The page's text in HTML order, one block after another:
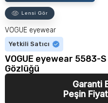
Lensi Gör
VOGUE eyewear
Yetkili Satıcı
VOGUE eyewear 5583-
Gözlüğü
Garanti
Peşin